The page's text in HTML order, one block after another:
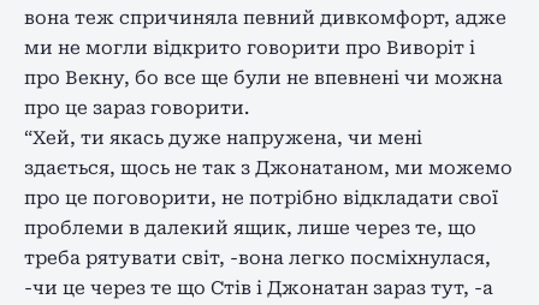
вона теж спричиняла певний дивкомфорт, адже
ми не могли відкрито говорити про Виворіт і
про Векну, бо все ще були не впевнені чи можна
про це зараз говорити.
“Хей, ти якась дуже напружена, чи мені
здається, щось не так з Джонатаном, ми можемо
про це поговорити, не потрібно відкладати свої
проблеми в далекий ящик, лише через те, що
треба рятувати світ, -вона легко посміхнулася,
-чи це через те що Стів і Джонатан зараз тут, -а